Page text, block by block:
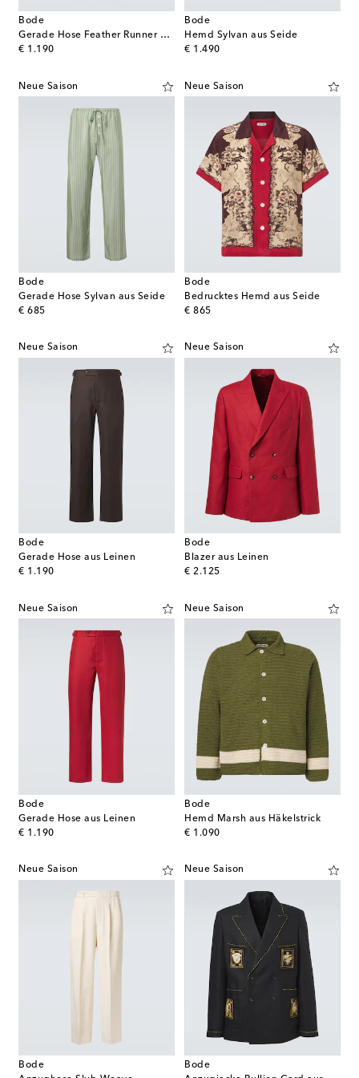
Bode
Gerade Hose Feather Runner aus Baumwolle
€ 1.190
original price
Bode
Hemd Sylvan aus Seide
€ 1.490
original price
Neue Saison
Bode
Gerade Hose Sylvan aus Seide
€ 685
original price
Neue Saison
Bode
Bedrucktes Hemd aus Seide
€ 865
original price
Neue Saison
Bode
Gerade Hose aus Leinen
€ 1.190
original price
Neue Saison
Bode
Blazer aus Leinen
€ 2.125
original price
Neue Saison
Bode
Gerade Hose aus Leinen
€ 1.190
original price
Neue Saison
Bode
Hemd Marsh aus Häkelstrick
€ 1.090
original price
Neue Saison
Bode
Neue Saison
Bode